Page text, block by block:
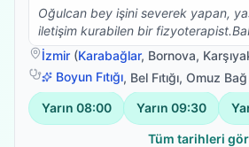
Oğulcan bey işini severek yapan,
iletişim kurabilen bir
ilgilendi.Kendisine çok teşekkür
İzmir (Karabağlar, Bornova,
Boyun Fıtığı, Bel Fıtığı, Omuz Bağ
Yarın 08:00 Yarın 09:30
Tüm tarihleri gör